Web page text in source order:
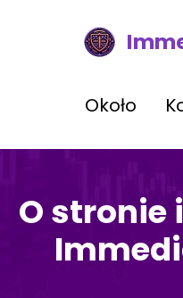
Około
O stronie